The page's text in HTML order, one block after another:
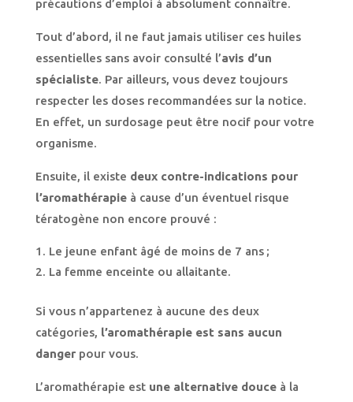
précautions d’emploi à absolument connaître.
Tout d’abord, il ne faut jamais utiliser ces huiles
essentielles sans avoir consulté l’avis d’un
spécialiste. Par ailleurs, vous devez toujours
respecter les doses recommandées sur la notice.
En effet, un surdosage peut être nocif pour votre
organisme.
Ensuite, il existe deux contre-indications pour
l’aromathérapie à cause d’un éventuel risque
tératogène non encore prouvé :
Le jeune enfant âgé de moins de 7 ans ;
La femme enceinte ou allaitante.
Si vous n’appartenez à aucune des deux
catégories, l’aromathérapie est sans aucun
dangerpour vous.
L’aromathérapie est une alternative douceà la